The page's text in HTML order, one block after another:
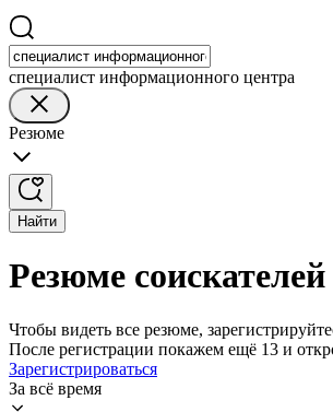
специалист информационного центра
Резюме
Найти
Резюме
Чтобы видеть все резюме,
После регистрации покажем ещё 13 и
Зарегистрироваться
За всё время